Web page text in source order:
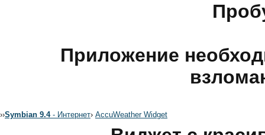
Приложение
››Symbian 9.4- Интернет› AccuWeather Widget